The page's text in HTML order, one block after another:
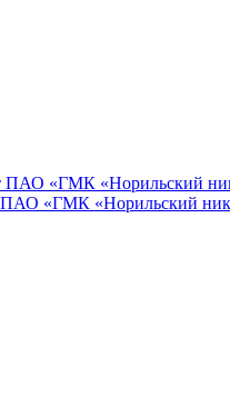
ПАО «ГМК «Норильский
ПАО «ГМК «Норильский